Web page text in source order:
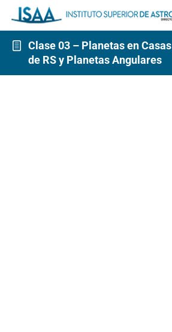
Clase 03 – Planetas en Casas
de RS y Planetas Angulares